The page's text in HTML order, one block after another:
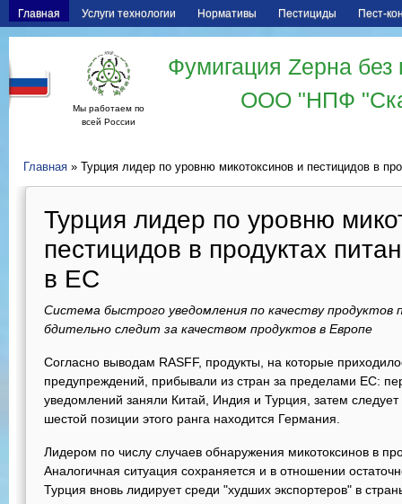
Главная Услуги технологии Нормативы Пестициды Пест-
Мы работаем по
всей России
Фумигация Zерна
ООО "НПФ
Главная » Турция лидер по уровню микотоксинов и пестицидов в
Турция лидер по уровню
пестицидов в продуктах
в ЕС
Система быстрого уведомления по качеству продуктов
бдительно следит за качеством продуктов в Европе
Согласно выводам RASFF, продукты, на которые
предупреждений, прибывали из стран за пределами ЕС:
уведомлений заняли Китай, Индия и Турция, затем
шестой позиции этого ранга находится Германия.
Лидером по числу случаев обнаружения микотоксинов в
Аналогичная ситуация сохраняется и в отношении
Турция вновь лидирует среди "худших экспортеров" в